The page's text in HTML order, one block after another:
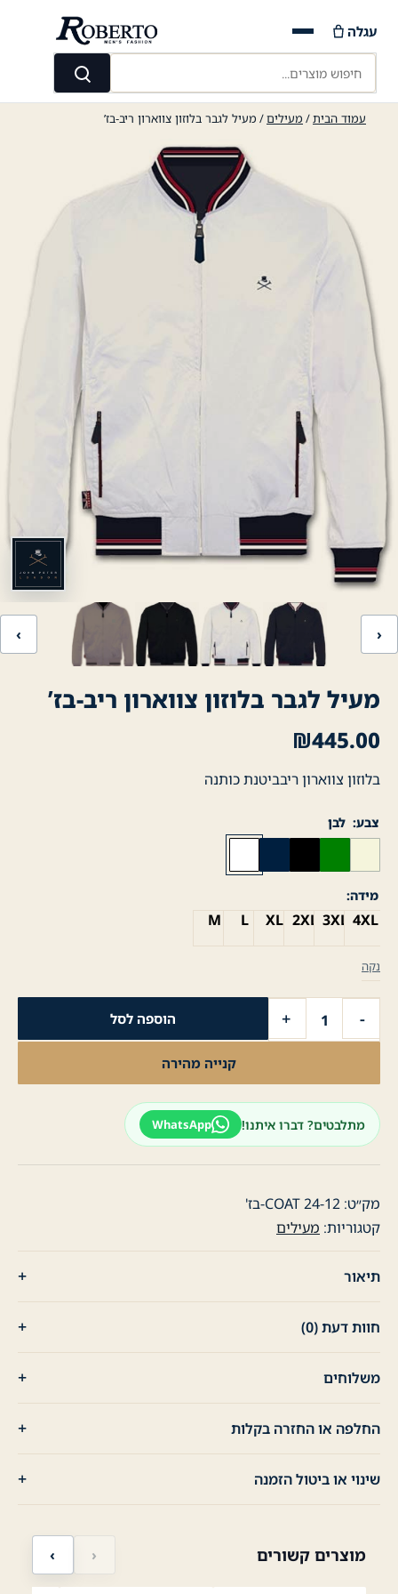
content
חיפוש מוצרים...
חיפוש
עגלה
עמוד הבית/ מעילים/ מעיל לגבר בלוזון צווארון ריב-בז’
‹ ›
מעיל לגבר בלוזון צווארון ריב-בז’
₪445.00
בלוזון צווארון ריבביטנת כותנה
צבע לבן
מידה
M L XL 2XL 3XL 4XL
נקה
-
של
צווארון
ריב-בז'
+ הוספה לסל
קנייה מהירה
מתלבטים? דברו איתנו! WhatsApp
מק״ט: COAT 24-12-בז'
קטגוריות: מעילים
תיאור
חוות דעת (0)
משלוחים
החלפה או החזרה בקלות
שינוי או ביטול הזמנה
מוצרים קשורים ‹ ›